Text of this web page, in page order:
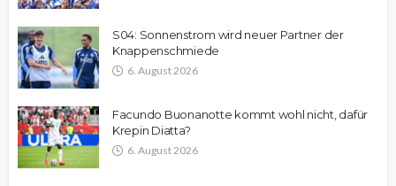
S04: Sonnenstrom wird neuer Partner der
Knappenschmiede
6. August 2026
Facundo Buonanotte kommt wohl nicht, dafür
Krepin Diatta?
6. August 2026